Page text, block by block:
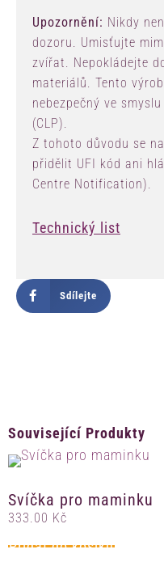
Upozornění: Nikdy
dozoru. Umisťujte
zvířat. Nepokládejte
materiálů. Tento
nebezpečný ve
(CLP).
Z tohoto důvodu se
přidělit UFI kód ani
Centre Notification).
Technický list
Sdílejte
Související Produkty
Svíčka pro maminku
333.00 Kč
Přidat do košíku